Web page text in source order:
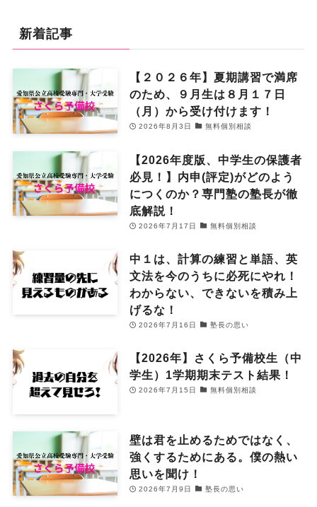
新着記事
【２０２６年】夏期講習で満席
のため、９月生は８月１７日
（月）から受け付けます！
2026年8月3日 無料個別相談
【2026年度版、中学生の保護者
必見！】内申(評定)がどのよう
につくのか？専門塾の塾長が徹
底解説！
2026年7月17日 無料個別相談
中１は、計算の練習と単語、英
文法を今のうちに必死にやれ！
わからない、できないを積み上
げるな！
2026年7月16日 塾長の思い
【2026年】さくら予備校生（中
学生）1学期期末テスト結果！
2026年7月15日 無料個別相談
壁は君を止めるためではなく、
強くするためにある。僕の熱い
思いを聞け！
2026年7月9日 塾長の思い